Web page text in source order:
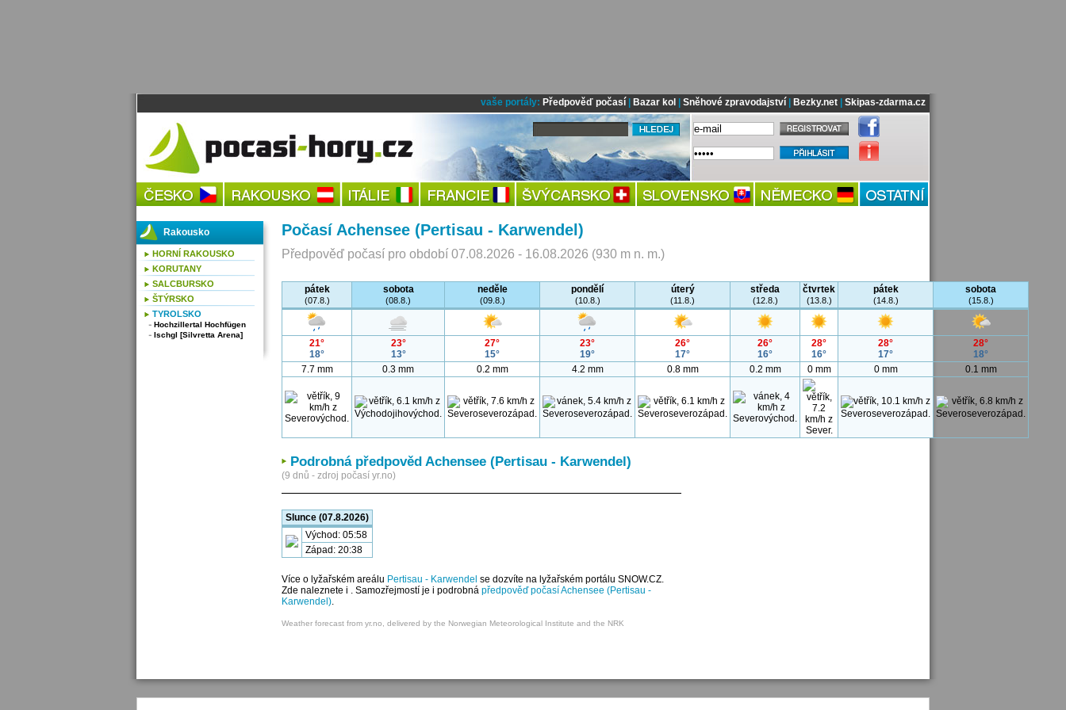
vaše portály: Předpověď počasí| Bazar kol Sněhové zpravodajství| Bezky.net| Skipas-zdarma.cz
Počasí Achensee (Pertisau - Karwendel)
Předpověď počasí pro období 07.08.2026 - 16.08.2026 (930 m n. m.)
pátek
(07.8.)
sobota
(08.8.)
neděle
(09.8.)
pondělí
(10.8.)
úterý
(11.8.)
středa
(12.8.)
čtvrtek
(13.8.)
pátek
(14.8.)
sobota
(15.8.)
21°
18°
23°
13°
27°
15°
23°
19°
26°
17°
26°
16°
28°
16°
28°
17°
28°
18°
7.7 mm
0.3 mm 0.2 mm 4.2 mm 0.8 mm 0.2 mm 0 mm 0 mm 0.1 mm
Podrobná předpověd Achensee (Pertisau - Karwendel)
(9 dnů - zdroj počasí yr.no)
Slunce (07.8.2026)
Východ: 05:58
Západ: 20:38
Více o lyžařském areálu Pertisau - Karwendel se dozvíte na lyžařském portálu SNOW.CZ.
Zde naleznete i . Samozřejmostí je i podrobná předpověď počasí Achensee (Pertisau -
Karwendel).
Weather forecast from yr.no, delivered by the Norwegian Meteorological Institute and the NRK
Rakousko
HORNÍ RAKOUSKO
KORUTANY
SALCBURSKO
ŠTÝRSKO
TYROLSKO
Hochzillertal Hochfügen
Ischgl [Silvretta Arena]